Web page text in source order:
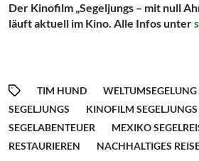
Der Kinofilm „Segeljungs – mit null
läuft aktuell im Kino. Alle Infos unter
TIM HUND WELTUMSEGELUNG
SEGELJUNGS
KINOFILM SEGELJUNGS
SEGELABENTEUER
MEXIKO
RESTAURIEREN
NACHHALTIGES